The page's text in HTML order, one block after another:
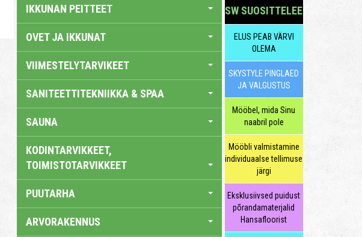
IKKUNAN PEITTEET
OVET JA IKKUNAT
VIIMESTELYTARVIKEET
SANITEETTITEKNIIKKA & SPAA
SAUNA
KODINTARVIKKEET,
TOIMISTOTARVIKKEET
PUUTARHA
ARVORAKENNUS
SW SUOSITTELEE
ELUS PEAB VÄRVI
OLEMA
SKYSTYLE PINGLAED
JA VALGUSTUS
Mööbel, mida Sinu
naabril pole
Mööbli valmistamine
individuaalse tellimuse
järgi
Eksklusiivsed puidust
põrandamaterjalid
Hansafloorist